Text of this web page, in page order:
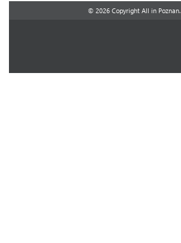
© 2026 Copyright All in Poznan.